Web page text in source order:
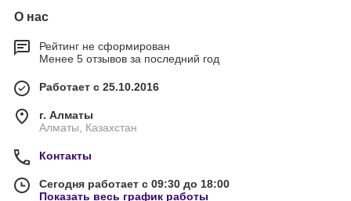
О нас
Рейтинг не сформирован
Менее 5 отзывов за последний год
Работает с 25.10.2016
г. Алматы
Алматы, Казахстан
Контакты
Сегодня работает с 09:30 до 18:00
Показать весь график работы